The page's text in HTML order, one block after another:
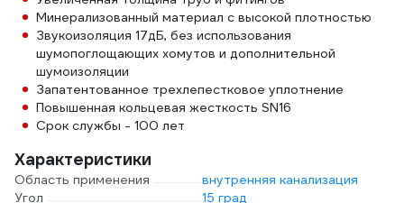
Минерализованный материал с высокой плотностью
Звукоизоляция 17дБ, без использования
шумопоглощающих хомутов и дополнительной
шумоизоляции
Запатентованное трехлепестковое уплотнение
Повышенная кольцевая жесткость SN16
Срок службы - 100 лет
Характеристики
Область применения
внутренняя канализация
Угол
15 град